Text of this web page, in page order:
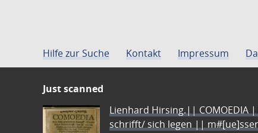
Hilfe zur Suche Kontakt Impressum
Just scanned
Lienhard Hirsing.||
schrifft/ sich legen ||